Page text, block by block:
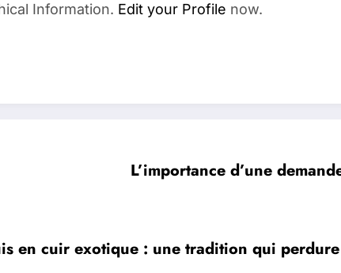
Information. Edit your Profile now.
L’importance d’une
en cuir exotique : une tradition qui perdure